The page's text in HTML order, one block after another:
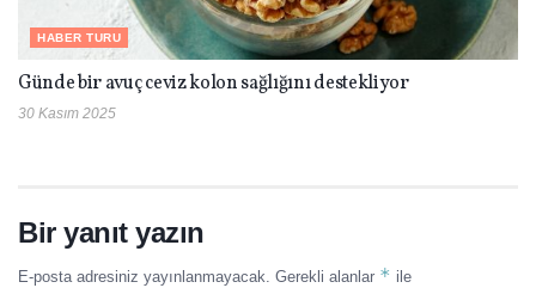
HABER TURU
Günde bir avuç ceviz kolon sağlığını destekliyor
30 Kasım 2025
Bir yanıt yazın
E-posta adresiniz yayınlanmayacak. Gerekli alanlar * ile